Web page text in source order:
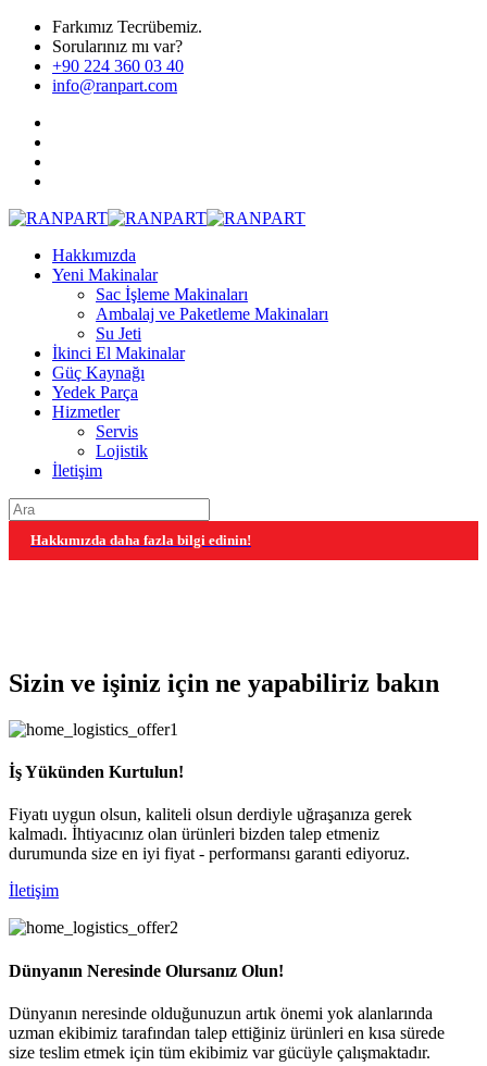
Farkımız Tecrübemiz.
Sorularınız mı var?
+90 224 360 03 40
info@ranpart.com
Hakkımızda
Yeni Makinalar
Sac İşleme Makinaları
Ambalaj ve Paketleme Makinaları
Su Jeti
İkinci El Makinalar
Güç Kaynağı
Yedek Parça
Hizmetler
Servis
Lojistik
İletişim
Hakkımızda daha fazla bilgi edinin!
Sizin ve işiniz için ne yapabiliriz bakın
İş Yükünden Kurtulun!
Fiyatı uygun olsun, kaliteli olsun derdiyle uğraşanıza gerek
kalmadı. İhtiyacınız olan ürünleri bizden talep etmeniz
durumunda size en iyi fiyat - performansı garanti ediyoruz.
İletişim
Dünyanın Neresinde Olursanız Olun!
Dünyanın neresinde olduğunuzun artık önemi yok alanlarında
uzman ekibimiz tarafından talep ettiğiniz ürünleri en kısa sürede
size teslim etmek için tüm ekibimiz var gücüyle çalışmaktadır.